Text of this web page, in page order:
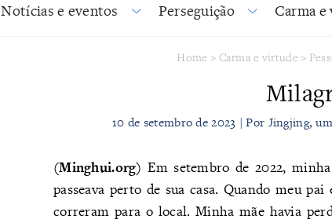
Notícias e eventos Perseguição Carma
Home > Carma e virtude >
10 de setembro de 2023 | Por Jingjing,
(Minghui.org)Em setembro de 2022,
passeava perto de sua casa. Quando meu
correram para o local. Minha mãe havia